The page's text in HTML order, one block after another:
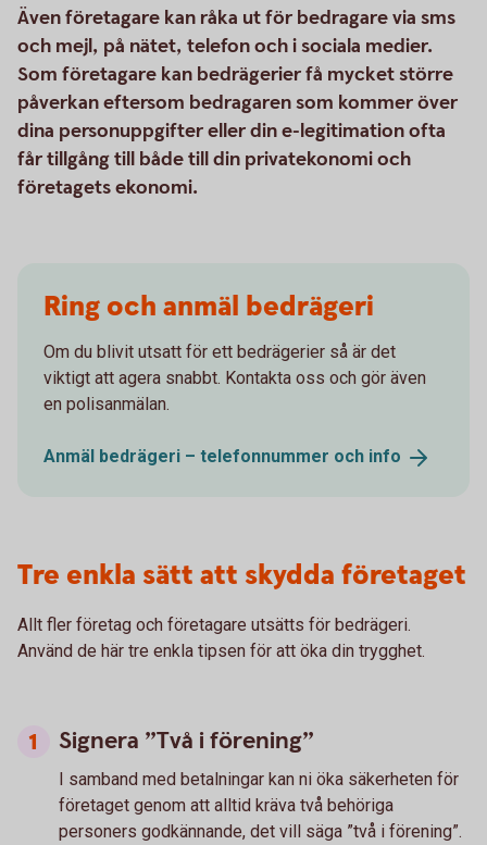
Även företagare kan råka ut för bedragare via sms
och mejl, på nätet, telefon och i sociala medier.
Som företagare kan bedrägerier få mycket större
påverkan eftersom bedragaren som kommer över
dina personuppgifter eller din e-legitimation ofta
får tillgång till både till din privatekonomi och
företagets ekonomi.
Ring och anmäl bedrägeri
Om du blivit utsatt för ett bedrägerier så är det
viktigt att agera snabbt. Kontakta oss och gör även
en polisanmälan.
Anmäl bedrägeri – telefonnummer och info
Tre enkla sätt att skydda företaget
Allt fler företag och företagare utsätts för bedrägeri.
Använd de här tre enkla tipsen för att öka din trygghet.
Signera ”Två i förening”
I samband med betalningar kan ni öka säkerheten för
företaget genom att alltid kräva två behöriga
personers godkännande, det vill säga ”två i förening”.